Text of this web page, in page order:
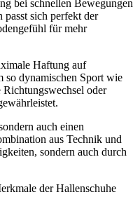
bei schnellen Bewegungen
sich perfekt der
für mehr
Haftung auf
so dynamischen Sport wie
oder
auch einen
aus Technik und
sondern auch durch
der Hallenschuhe